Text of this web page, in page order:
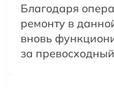
Благодаря
ремонту в
вновь
за